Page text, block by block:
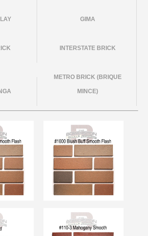
GIMA
INTERSTATE BRICK
METRO BRICK (BRIQUE
MINCE)